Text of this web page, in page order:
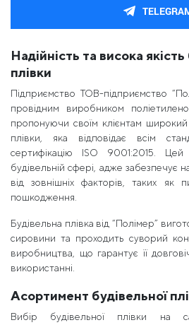
Надійність та висока
плівки
Підприємство ТОВ-підприємство
провідним виробником
пропонуючи своїм клієнтам
плівки, яка відповідає всім
сертифікацію ISO 9001:2015.
будівельній сфері, адже забезпечує
від зовнішніх факторів, таких як
пошкодження.
Будівельна плівка від “Полімер”
сировини та проходить суворий
виробництва, що гарантує її
використанні.
Асортимент будівельної
Вибір будівельної плівки на